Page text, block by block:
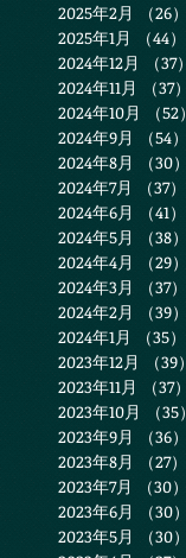
2025年2月
（26）
2025年1月
（44）
2024年12月
（37）
2024年11月
（37）
2024年10月
（52）
2024年9月
（54）
2024年8月
（30）
2024年7月
（37）
2024年6月
（41）
2024年5月
（38）
2024年4月
（29）
2024年3月
（37）
2024年2月
（39）
2024年1月
（35）
2023年12月
（39）
2023年11月
（37）
2023年10月
（35）
2023年9月
（36）
2023年8月
（27）
2023年7月
（30）
2023年6月
（30）
2023年5月
（30）